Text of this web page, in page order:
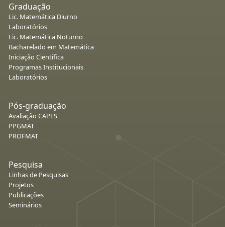
Graduação
Lic. Matemática Diurno
Laboratórios
Lic. Matemática Noturno
Bacharelado em Matemática
Iniciação Cientifica
Programas Institucionais
Laboratórios
Pós-graduação
Avaliação CAPES
PPGMAT
PROFMAT
Pesquisa
Linhas de Pesquisas
Projetos
Publicações
Seminários